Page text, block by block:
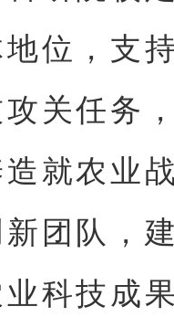
位，支
关任务
就农业
团队，
科技成